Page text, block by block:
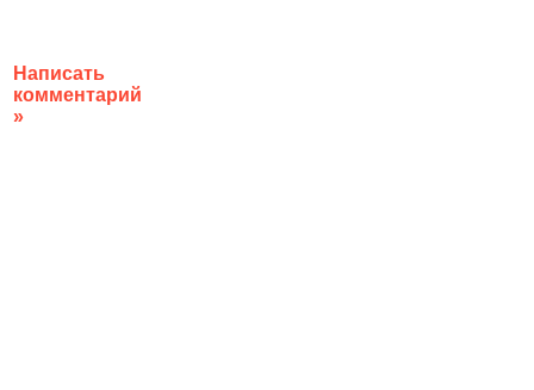
Написать
комментарий
»